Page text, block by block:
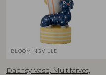
BLOOMINGVILLE
Dachsy Vase, Multifarvet,